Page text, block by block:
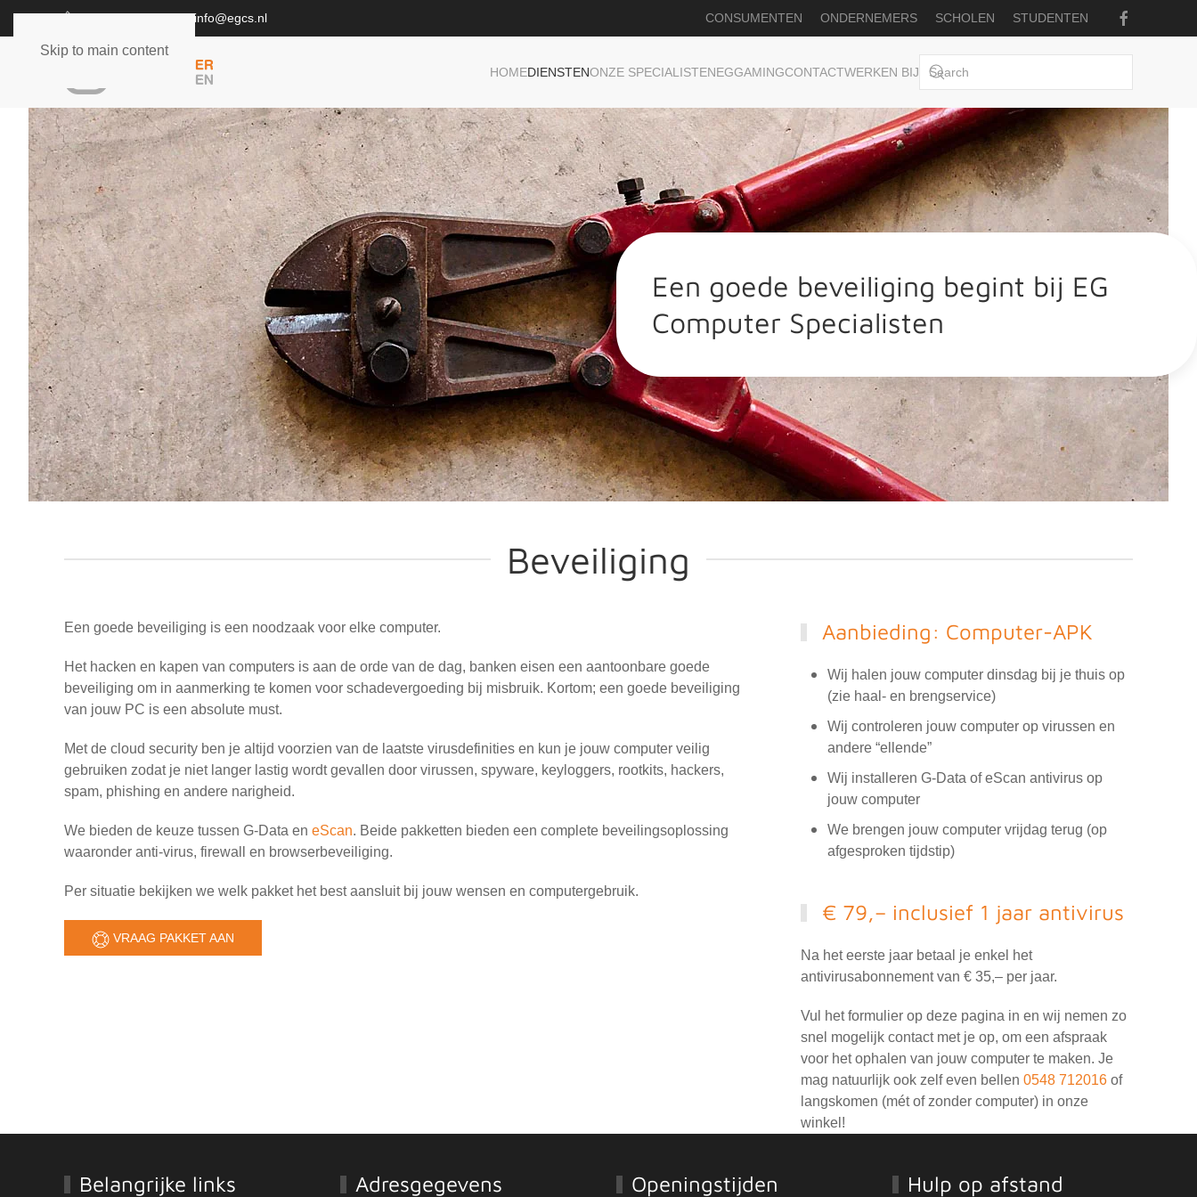
Skip to main content
0548 712016 info@egcs.nl CONSUMENTEN ONDERNEMERS SCHOLEN STUDENTEN
HOMEDIENSTENONZE SPECIALISTENEGGAMINGCONTACTWERKEN BIJ
Een goede beveiliging begint bij EG
Computer Specialisten
Beveiliging
Een goede beveiliging is een noodzaak voor elke computer.
Het hacken en kapen van computers is aan de orde van de dag, banken eisen een aantoonbare goede
beveiliging om in aanmerking te komen voor schadevergoeding bij misbruik. Kortom; een goede beveiliging
van jouw PC is een absolute must.
Met de cloud security ben je altijd voorzien van de laatste virusdefinities en kun je jouw computer veilig
gebruiken zodat je niet langer lastig wordt gevallen door virussen, spyware, keyloggers, rootkits, hackers,
spam, phishing en andere narigheid.
We bieden de keuze tussen G-Data en eScan. Beide pakketten bieden een complete beveilingsoplossing
waaronder anti-virus, firewall en browserbeveiliging.
Per situatie bekijken we welk pakket het best aansluit bij jouw wensen en computergebruik.
VRAAG PAKKET AAN
Aanbieding: Computer-APK
Wij halen jouw computer dinsdag bij je thuis op
(zie haal- en brengservice)
Wij controleren jouw computer op virussen en
andere “ellende”
Wij installeren G-Data of eScan antivirus op
jouw computer
We brengen jouw computer vrijdag terug (op
afgesproken tijdstip)
€ 79,– inclusief 1 jaar antivirus
Na het eerste jaar betaal je enkel het
antivirusabonnement van € 35,– per jaar.
Vul het formulier op deze pagina in en wij nemen zo
snel mogelijk contact met je op, om een afspraak
voor het ophalen van jouw computer te maken. Je
mag natuurlijk ook zelf even bellen 0548 712016of
langskomen (mét of zonder computer) in onze
winkel!
Belangrijke links Adresgegevens Openingstijden Hulp op afstand